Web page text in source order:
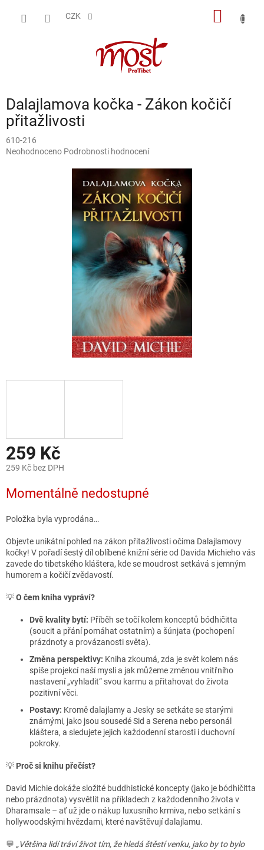
CZK
Dalajlamova kočka - Zákon kočičí
přitažlivosti
610-216
Průměrné
Neohodnoceno Podrobnosti hodnocení
259 Kč
259 Kč bez DPH
cena:
Momentálně nedostupné
Položka byla vyprodána…
Objevte unikátní pohled na zákon přitažlivosti očima Dalajlamovy
kočky! V pořadí šestý díl oblíbené knižní série od Davida Michieho vás
zavede do tibetského kláštera, kde se moudrost setkává s jemným
humorem a kočičí zvědavostí.
💡O čem kniha vypráví?
Dvě kvality bytí: Příběh se točí kolem konceptů bódhičitta
(soucit a přání pomáhat ostatním) a šúnjata (pochopení
prázdnoty a provázanosti světa).
Změna perspektivy: Kniha zkoumá, zda je svět kolem nás
spíše projekcí naší mysli a jak můžeme změnou vnitřního
nastavení „vyhladit“ svou karmu a přitahovat do života
pozitivní věci.
Postavy: Kromě dalajlamy a Jesky se setkáte se starými
známými, jako jsou sousedé Sid a Serena nebo personál
kláštera, a sledujete jejich každodenní starosti i duchovní
pokroky.
💡 Proč si knihu přečíst?
David Michie dokáže složité buddhistické koncepty (jako je bódhičitta
nebo prázdnota) vysvětlit na příkladech z každodenního života v
Dharamsale – ať už jde o nákup luxusního krmiva, nebo setkání s
hollywoodskými hvězdami, které navštěvují dalajlamu.
💬 „Většina lidí tráví život tím, že hledá štěstí venku, jako by to bylo